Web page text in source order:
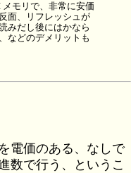
モリで、非常に安価
面、リフレッシュが
みだし後にはかなら
などのデメリットも
電価のある、なしで
数で行う、というこ